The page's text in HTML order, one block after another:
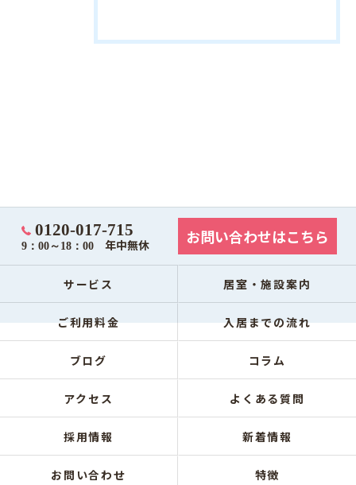
0120-017-715
9：00～18：00 年中無休 お問い合わせはこちら
サービス 居室・施設案内
ご利用料金 入居までの流れ
ブログ コラム
アクセス よくある質問
採用情報 新着情報
お問い合わせ 特徴